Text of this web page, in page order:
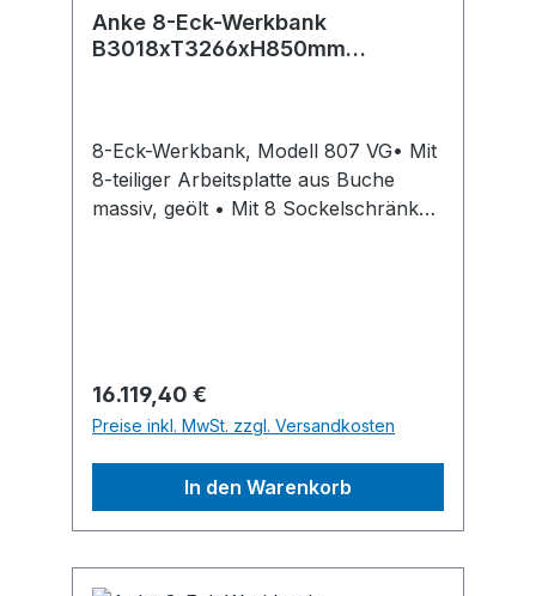
Anke 8-Eck-Werkbank
B3018xT3266xH850mm
8-Eck-Werkbank, Modell 807 VG• Mit
8-teiliger Arbeitsplatte aus Buche
massiv, geölt • Mit 8 Sockelschränken
% Vollauszug, 100 kg Tragkraft,
Einzelauszugsperre •
Standardlackierung Gehäuse/Fronten:
RAL 7035 lichtgrau/RAL 5012
lichtblauHersteller: Anton Kessel
GmbH, Altheimer Str. 1, 88515
info@anke-werkbaenke.com
Regulärer Preis:
16.119,40 €
Preise inkl. MwSt. zzgl. Versandkosten
In den Warenkorb